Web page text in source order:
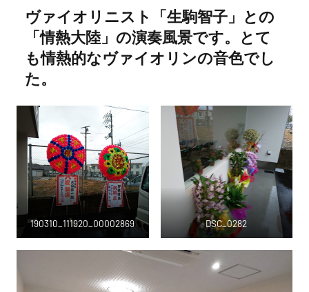
ヴァイオリニスト「生駒智子」との
「情熱大陸」の演奏風景です。とて
も情熱的なヴァイオリンの音色でし
た。
190310_111920_00002869 DSC_0282